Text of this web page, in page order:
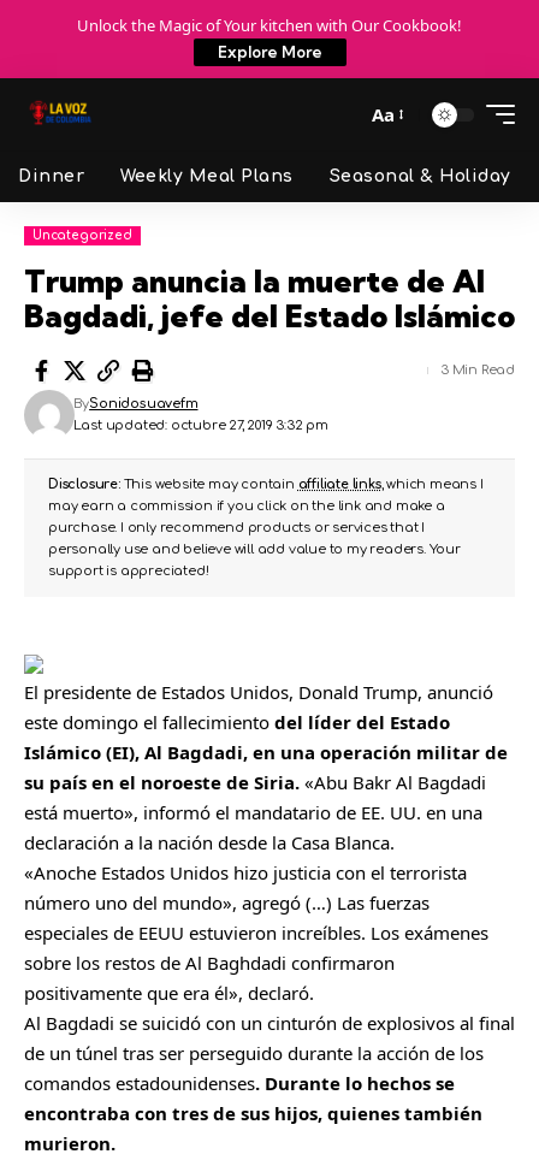
Unlock the Magic of Your kitchen with Our Cookbook!
Explore More
Aa
Dinner Weekly Meal Plans Seasonal & Holiday
Uncategorized
Trump anuncia la muerte de Al
Bagdadi, jefe del Estado Islámico
Last updated: octubre 27, 2019 3:32 pm
BySonidosuavefm
3 Min Read
Disclosure:This website may contain affiliate links, which means I
may earn a commission if you click on the link and make a
purchase. I only recommend products or services that I
personally use and believe will add value to my readers. Your
support is appreciated!
El presidente de Estados Unidos, Donald Trump, anunció
este domingo el fallecimiento del líder del Estado
Islámico (EI), Al Bagdadi, en una operación militar de
su país en el noroeste de Siria. «Abu Bakr Al Bagdadi
está muerto», informó el mandatario de EE. UU. en una
declaración a la nación desde la Casa Blanca.
«Anoche Estados Unidos hizo justicia con el terrorista
número uno del mundo», agregó (…) Las fuerzas
especiales de EEUU estuvieron increíbles. Los exámenes
sobre los restos de Al Baghdadi confirmaron
positivamente que era él», declaró.
Al Bagdadi se suicidó con un cinturón de explosivos al final
de un túnel tras ser perseguido durante la acción de los
comandos estadounidenses. Durante lo hechos se
encontraba con tres de sus hijos, quienes también
murieron.